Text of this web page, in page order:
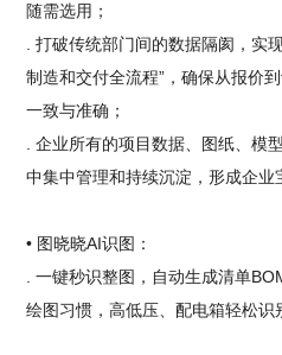
随需选用；
. 打破传统部门间的数据隔阂，实
制造和交付全流程”，确保从报价
一致与准确；
. 企业所有的项目数据、图纸、模
中集中管理和持续沉淀，形成企业
• 图晓晓AI识图：
. 一键秒识整图，自动生成清单
绘图习惯，高低压、配电箱轻松识